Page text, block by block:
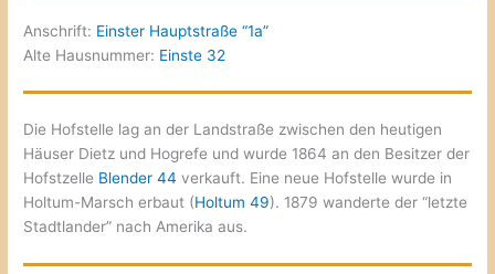
Anschrift: Einster Hauptstraße “1a”
Alte Hausnummer: Einste 32
Die Hofstelle lag an der Landstraße zwischen den heutigen
Häuser Dietz und Hogrefe und wurde 1864 an den Besitzer der
Hofstzelle Blender 44 verkauft. Eine neue Hofstelle wurde in
Holtum-Marsch erbaut (Holtum 49). 1879 wanderte der “letzte
Stadtlander” nach Amerika aus.